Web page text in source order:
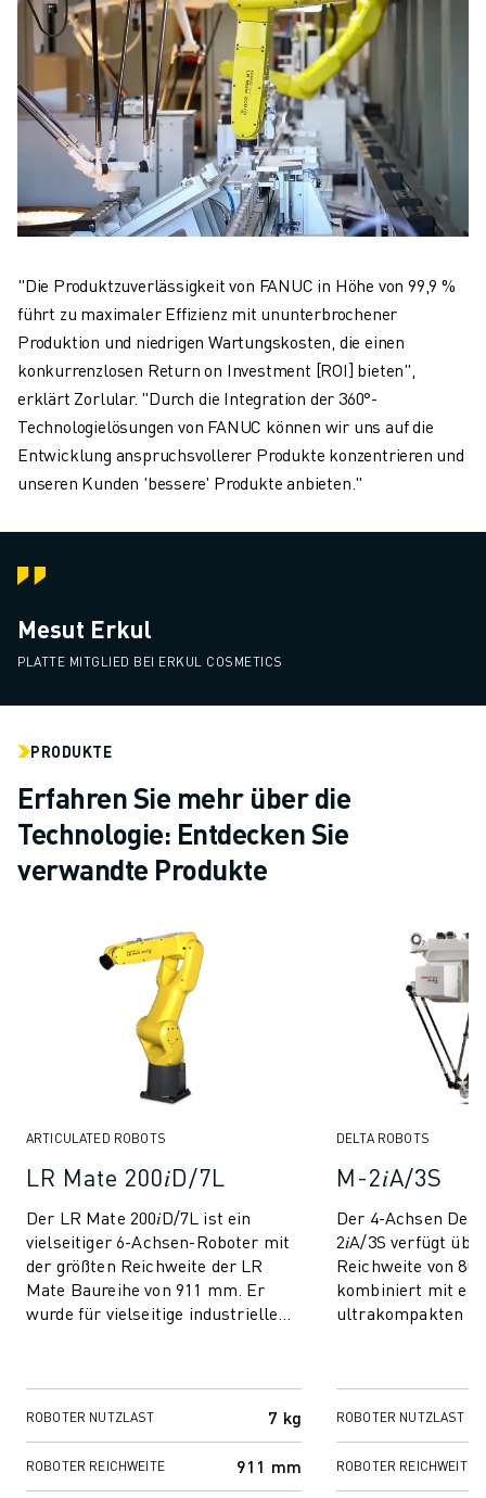
"Die Produktzuverlässigkeit von FANUC in Höhe von 99,9 %
führt zu maximaler Effizienz mit ununterbrochener
Produktion und niedrigen Wartungskosten, die einen
konkurrenzlosen Return on Investment [ROI] bieten",
erklärt Zorlular. "Durch die Integration der 360°-
Technologielösungen von FANUC können wir uns auf die
Entwicklung anspruchsvollerer Produkte konzentrieren und
unseren Kunden 'bessere' Produkte anbieten."
Mesut Erkul
PLATTE MITGLIED BEI ERKUL COSMETICS
PRODUKTE
Erfahren Sie mehr über die
Technologie: Entdecken Sie
verwandte Produkte
ARTICULATED ROBOTS
LR Mate 200𝑖D/7L
Der LR Mate 200𝑖D/7L ist ein
vielseitiger 6-Achsen-Roboter mit
der größten Reichweite der LR
Mate Baureihe von 911 mm. Er
wurde für vielseitige industrielle
ROBOTER NUTZLAST 7 kg
ROBOTER REICHWEITE 911 mm
DELTA ROBOTS
M-2𝑖A/3S
Der 4-Achsen
2𝑖A/3S verfügt
Reichweite von
kombiniert mit
ultrakompakten
von Kleinteilen.
ROBOTER NUTZLAST
ROBOTER REICHWEITE